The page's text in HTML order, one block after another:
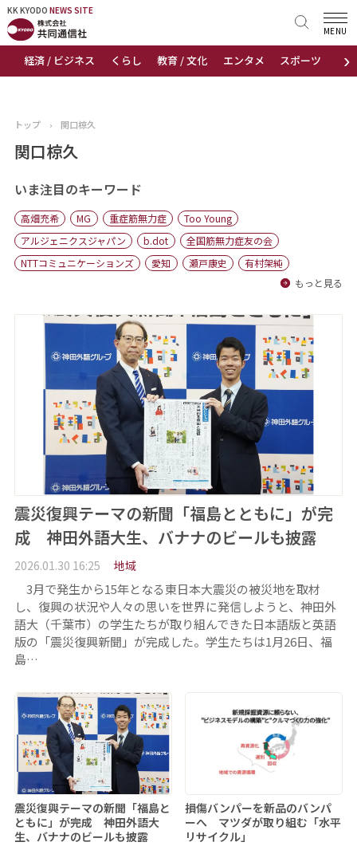
KK KYODO NEWS SITE
›
経済 / ビジネス くらし 教育 / 文化 エンタメ スポーツ 地域
MENU
KK KYODONEWS SITE
トップページ
ニュース
おすすめコンテンツ
出版物
会社概要
トップ › 関口椋久
関口椋久
いま注目のキーワード
高畑充希 MG 重症筋無力症
Too Young
アルジェニクスジャパン
b.dot
全国筋無力症友の会
NTTコミュニケーションズ
愛知 瀬戸康史
有村架純
もっと見る
震災復興テーマの新聞「福島とともに」が完
成 神田外語大生、バナナのビールも披露
2026.01.30 16:25 地域
3月で発生から15年となる東日本大震災の被災地を取材
し、復興の状況や人々の思いを世界に発信しようと、神田外
語大（千葉市）の学生たちが取り組んできた日本語版と英語
版の「震災復興新聞」が完成した。学生たちは1月26日、福
島…
震災復興テーマの新聞「福島と
ともに」が完成 神田外語大
生、バナナのビールも披露
損傷バンパーを新品のバンパ
ーへ マツダが取り組む「水平
リサイクル」